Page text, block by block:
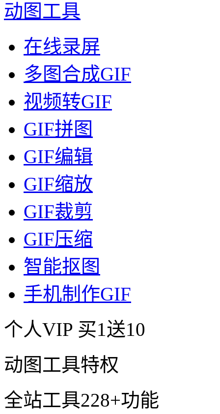
动图工具
在线录屏
多图合成GIF
视频转GIF
GIF拼图
GIF编辑
GIF缩放
GIF裁剪
GIF压缩
智能抠图
手机制作GIF
个人VIP 买1送10
动图工具特权
全站工具228+功能